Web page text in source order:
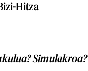
Hitza
Simulakroa?